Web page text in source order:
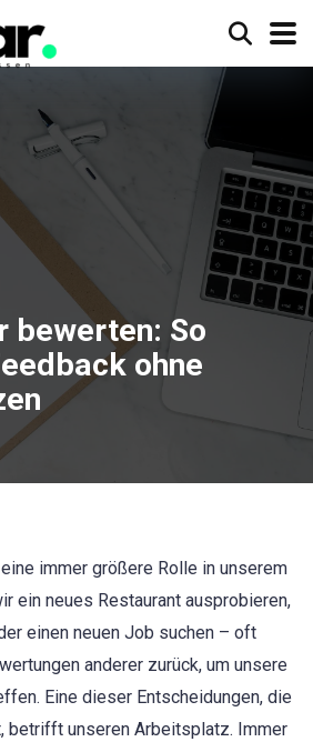
bewerten: So
ohne
immer größere Rolle in unserem
ein neues Restaurant ausprobieren,
einen neuen Job suchen – oft
anderer zurück, um unsere
Eine dieser Entscheidungen, die
betrifft unseren Arbeitsplatz. Immer